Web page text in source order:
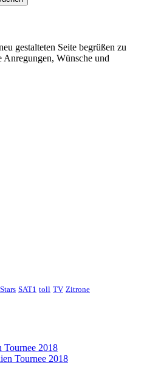
gestalteten Seite begrüßen zu
Wünsche und
SAT1 toll TV Zitrone
Tournee 2018
Tournee 2018